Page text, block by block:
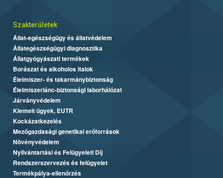
Szakterületek
Állat-egészségügy és állatvédelem
Állategészségügyi diagnosztika
Állatgyógyászati termékek
Borászat és alkoholos italok
Élelmiszer- és takarmánybiztonság
Élelmiszerlánc-biztonsági laborhálózat
Járványvédelem
Kiemelt ügyek, EUTR
Kockázatkezelés
Mezőgazdasági genetikai erőforrások
Növényvédelem
Nyilvántartási és Felügyeleti Díj
Rendszerszervezés és felügyelet
Termékpálya-ellenőrzés